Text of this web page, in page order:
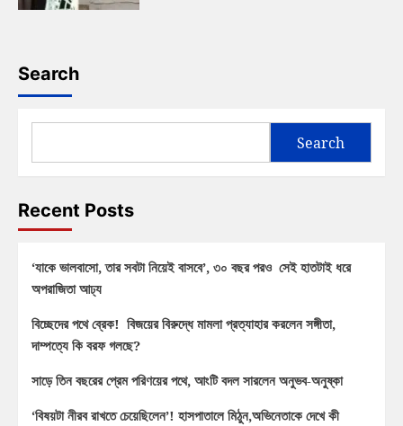
Search
Search
Recent Posts
‘যাকে ভালবাসো, তার সবটা নিয়েই বাসবে’, ৩০ বছর পরও সেই হাতটাই ধরে
অপরাজিতা আঢ্য
বিচ্ছেদের পথে ব্রেক! বিজয়ের বিরুদ্ধে মামলা প্রত্যাহার করলেন সঙ্গীতা,
দাম্পত্যে কি বরফ গলছে?
সাড়ে তিন বছরের প্রেম পরিণয়ের পথে, আংটি বদল সারলেন অনুভব-অনুষ্কা
‘বিষয়টা নীরব রাখতে চেয়েছিলেন’! হাসপাতালে মিঠুন,অভিনেতাকে দেখে কী